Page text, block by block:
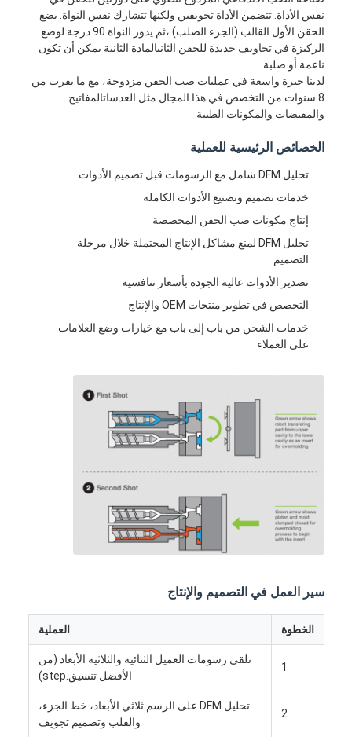
بيت
أشرطة فيديو
نفس الأداة. تتضمن الأداة تجويفين ولكنها تتشارك نفس النواة. يضع
الحقن الأول القالب (الجزء الصلب) ،ثم يدور النواة 90 درجة لوضع
الركيزة في تجاويف جديدة للحقن الثانيالمادة الثانية يمكن أن تكون
ناعمة أو صلبة.
لدينا خبرة واسعة في عمليات صب الحقن مزدوجة، مع ما يقرب من
8 سنوات من التخصص في هذا المجال.مثل العدساتالمفاتيح
والمقبضات والمكونات الطبية
الخصائص الرئيسية للعملية
تحليل DFM شامل مع الرسومات قبل تصميم الأدوات
خدمات تصميم وتصنيع الأدوات الكاملة
إنتاج مكونات صب الحقن المخصصة
تحليل DFM لمنع مشاكل الإنتاج المحتملة خلال مرحلة
التصميم
تصدير الأدوات عالية الجودة بأسعار تنافسية
التخصص في تطوير منتجات OEM والإنتاج
خدمات الشحن من باب إلى باب مع خيارات وضع العلامات
على العملاء
سير العمل في التصميم والإنتاج
الخطوة العملية
1
تلقي رسومات العميل الثنائية والثلاثية الأبعاد (من
الأفضل تنسيق.step)
2
تحليل DFM على الرسم ثلاثي الأبعاد، خط الجزء،
والقلب وتصميم تجويف